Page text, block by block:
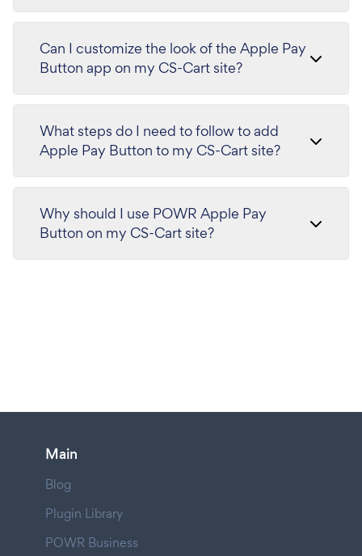
Can I customize the look of the Apple Pay
Button app on my CS-Cart site?
What steps do I need to follow to add
Apple Pay Button to my CS-Cart site?
Why should I use POWR Apple Pay
Button on my CS-Cart site?
Main
Blog
Plugin Library
POWR Business